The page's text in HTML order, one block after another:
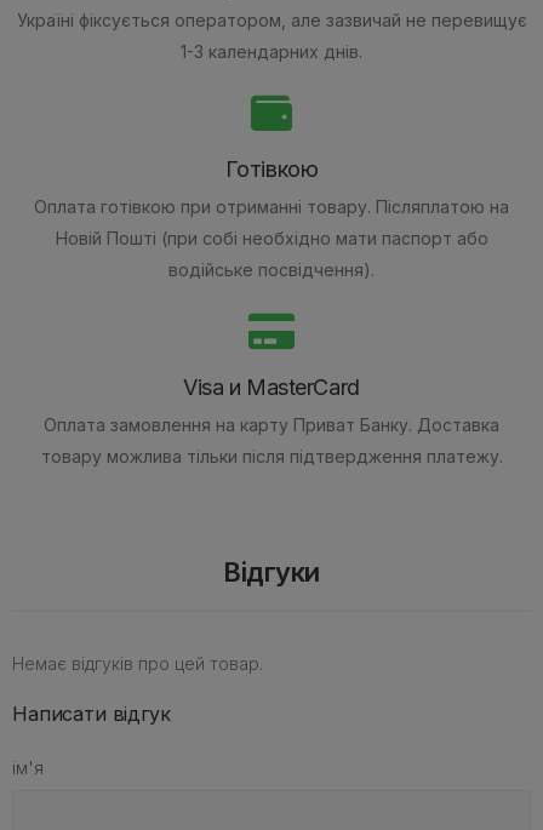
Україні фіксується оператором, але зазвичай не перевищує
1-3 календарних днів.
Готівкою
Оплата готівкою при отриманні товару. Післяплатою на
Новій Пошті (при собі необхідно мати паспорт або
водійське посвідчення).
Visa и MasterCard
Оплата замовлення на карту Приват Банку. Доставка
товару можлива тільки після підтвердження платежу.
Відгуки
Немає відгуків про цей товар.
Написати відгук
ім'я